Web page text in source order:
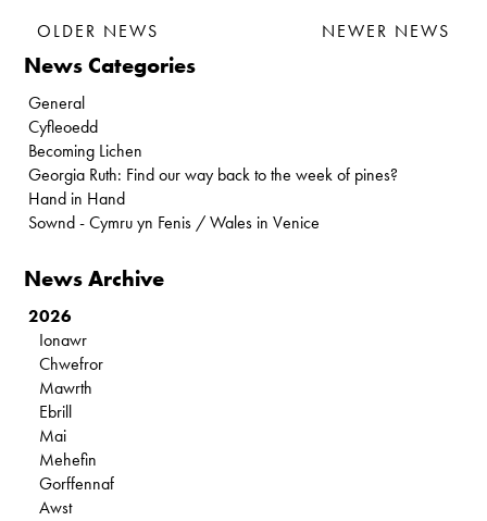
OLDER NEWS NEWER NEWS
News Categories
General
Cyfleoedd
Becoming Lichen
Georgia Ruth: Find our way back to the week of pines?
Hand in Hand
Sownd - Cymru yn Fenis / Wales in Venice
News Archive
2026
Ionawr
Chwefror
Mawrth
Ebrill
Mai
Mehefin
Gorffennaf
Awst